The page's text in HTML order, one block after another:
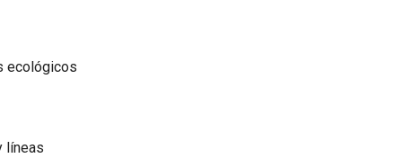
ecológicos
líneas